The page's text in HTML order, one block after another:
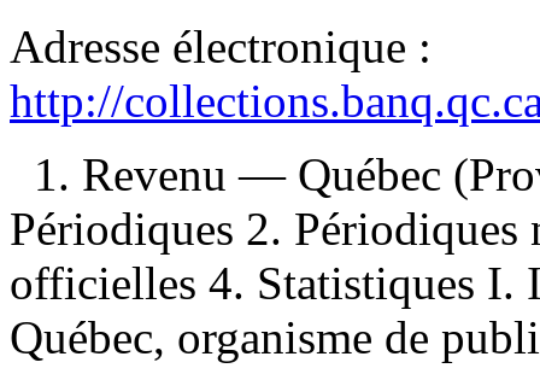
Adresse électronique :
http://
1. Revenu — Québec
Périodiques 2.
officielles 4. Statistiques I.
Québec, organisme de